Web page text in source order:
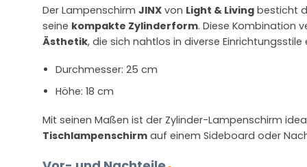
Der Lampenschirm JINX von Light & Living besticht
seine kompakte Zylinderform. Diese Kombination
Ästhetik, die sich nahtlos in diverse Einrichtungsstile
Durchmesser: 25 cm
Höhe: 18 cm
Mit seinen Maßen ist der Zylinder-Lampenschirm
Tischlampenschirm auf einem Sideboard oder